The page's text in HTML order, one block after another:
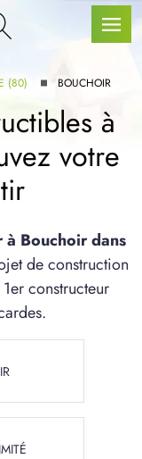
(80) BOUCHOIR
à
votre
Bouchoir dans
de construction
constructeur